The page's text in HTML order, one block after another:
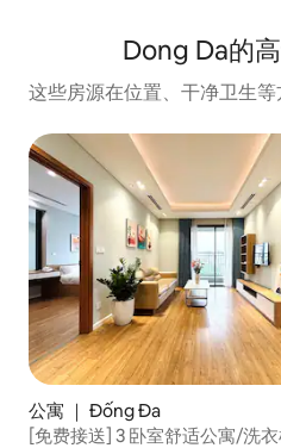
Dong Da的
这些房源在位置、干净卫生等
公寓 ｜ Đống Đa
[免费接送] 3 卧室舒适公寓/洗